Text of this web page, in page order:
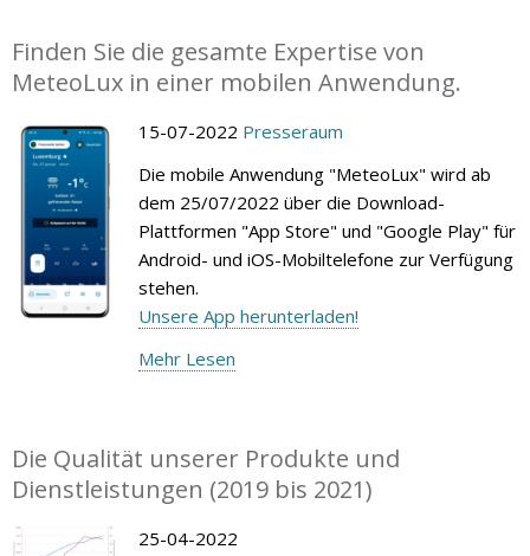
Finden Sie die gesamte Expertise von
MeteoLux in einer mobilen Anwendung.
15-07-2022 Presseraum
Die mobile Anwendung "MeteoLux" wird ab
dem 25/07/2022 über die Download-
Plattformen "App Store" und "Google Play" für
Android- und iOS-Mobiltelefone zur Verfügung
stehen.
Unsere App herunterladen!
Mehr Lesen
Die Qualität unserer Produkte und
Dienstleistungen (2019 bis 2021)
25-04-2022